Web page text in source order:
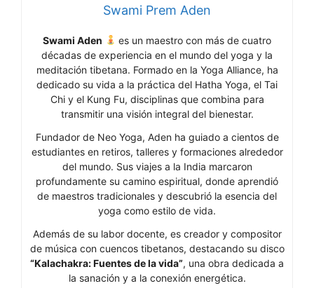
Swami Prem Aden
Swami Aden
es un maestro con más de cuatro
décadas de experiencia en el mundo del yoga y la
meditación tibetana. Formado en la Yoga Alliance, ha
dedicado su vida a la práctica del Hatha Yoga, el Tai
Chi y el Kung Fu, disciplinas que combina para
transmitir una visión integral del bienestar.
Fundador de Neo Yoga, Aden ha guiado a cientos de
estudiantes en retiros, talleres y formaciones alrededor
del mundo. Sus viajes a la India marcaron
profundamente su camino espiritual, donde aprendió
de maestros tradicionales y descubrió la esencia del
yoga como estilo de vida.
Además de su labor docente, es creador y compositor
de música con cuencos tibetanos, destacando su disco
“Kalachakra: Fuentes de la vida”, una obra dedicada a
la sanación y a la conexión energética.